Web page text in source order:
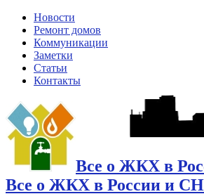
Новости
Ремонт домов
Коммуникации
Заметки
Статьи
Контакты
Все о ЖКХ в
Все о ЖКХ в России и